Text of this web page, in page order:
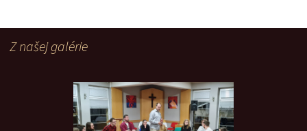
Z našej galérie